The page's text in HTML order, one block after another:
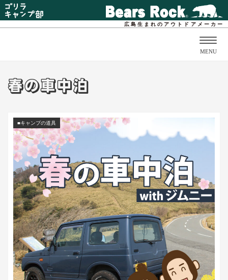
広島生まれのアウトドアメーカー
MENU
春の車中泊
■キャンプの道具